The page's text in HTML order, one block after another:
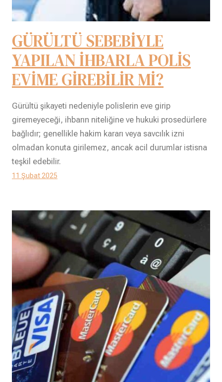
GÜRÜLTÜ SEBEBİYLE
YAPILAN İHBARLA POLİS
EVİME GİREBİLİR Mİ?
Gürültü şikayeti nedeniyle polislerin eve girip
giremeyeceği, ihbarın niteliğine ve hukuki prosedürlere
bağlıdır; genellikle hakim kararı veya savcılık izni
olmadan konuta girilemez, ancak acil durumlar istisna
teşkil edebilir.
11 Şubat 2025